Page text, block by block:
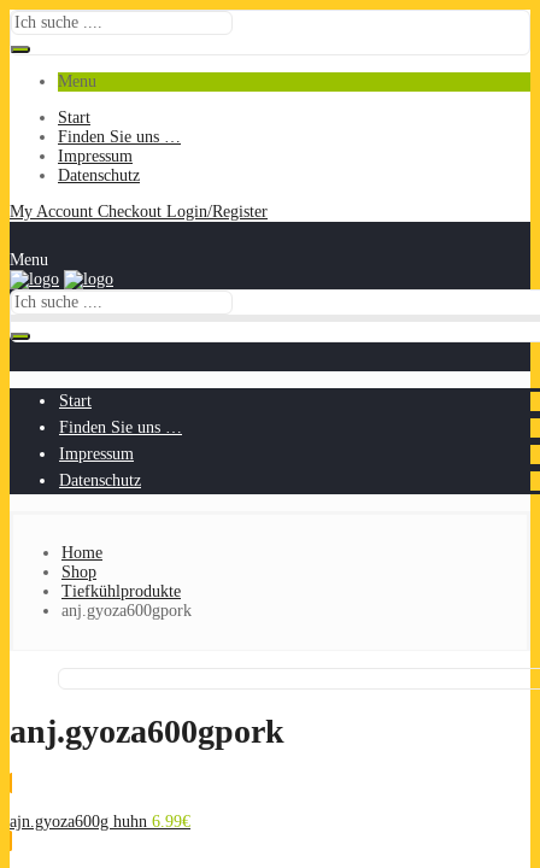
Menu
Start
Finden Sie uns …
Impressum
Datenschutz
My Account Checkout Login/Register
Menu
Start
Finden Sie uns …
Impressum
Datenschutz
Home
Shop
Tiefkühlprodukte
anj.gyoza600gpork
anj.gyoza600gpork
ajn.gyoza600g huhn 6.99€